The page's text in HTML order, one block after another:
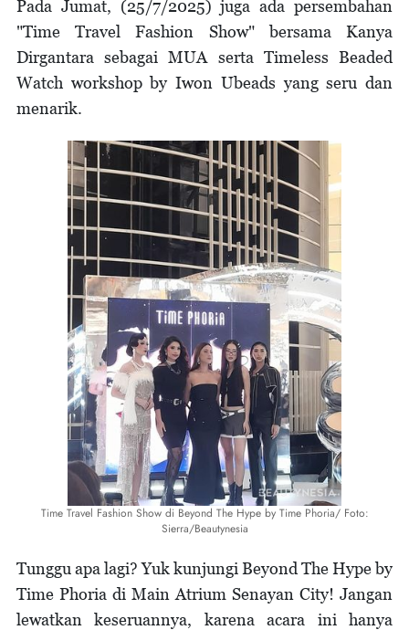
Pada Jumat, (25/7/2025) juga ada persembahan
"Time Travel Fashion Show" bersama Kanya
Dirgantara sebagai MUA serta Timeless Beaded
Watch workshop by Iwon Ubeads yang seru dan
menarik.
Time Travel Fashion Show di Beyond The Hype by Time Phoria/ Foto:
Sierra/Beautynesia
Tunggu apa lagi? Yuk kunjungi Beyond The Hype by
Time Phoria di Main Atrium Senayan City! Jangan
lewatkan keseruannya, karena acara ini hanya